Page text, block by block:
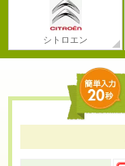
シトロエン